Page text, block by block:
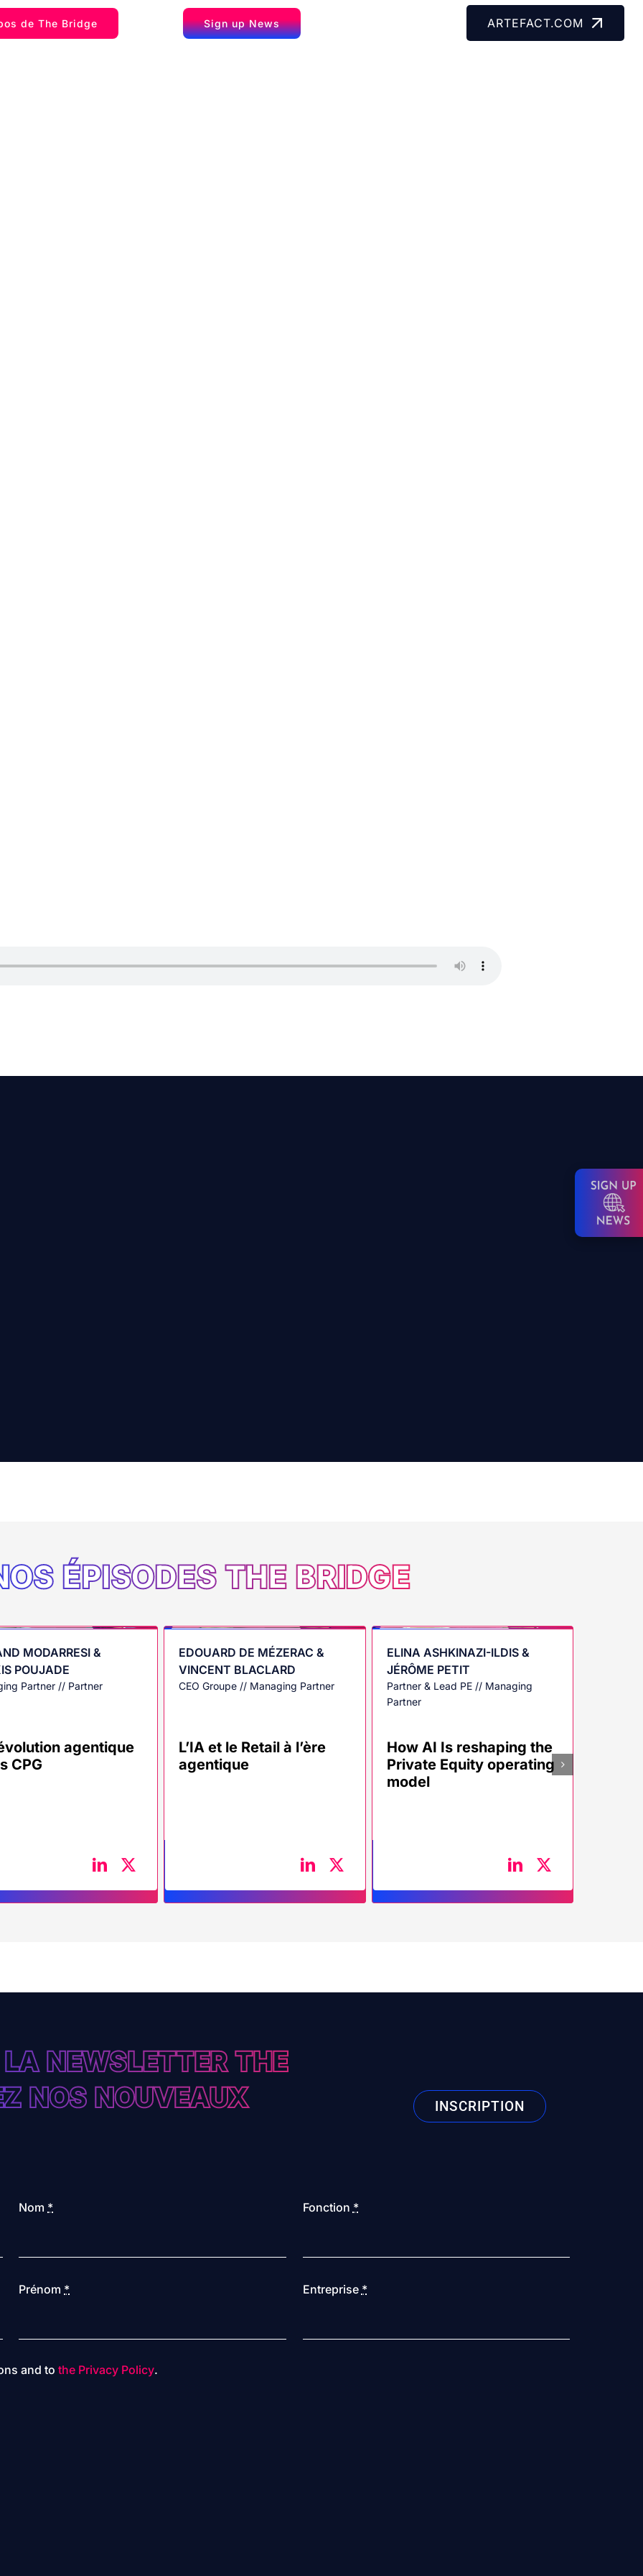
de The Bridge Sign up News ARTEFACT.COM
ÉPISODES THE BRIDGE
MODARRESI &
POUJADE
Partner // Partner
agentique
CPG
EDOUARD DE MÉZERAC &
VINCENT BLACLARD
CEO Groupe // Managing Partner
L’IA et le Retail à l’ère
agentique
ELINA ASHKINAZI-ILDIS &
JÉRÔME PETIT
Partner & Lead PE // Managing
Partner
How AI Is reshaping the
Private Equity operating
model
NEWSLETTER THE
NOS NOUVEAUX
INSCRIPTION
Nom *
Prénom *
Fonction *
Entreprise *
and tothe Privacy Policy.